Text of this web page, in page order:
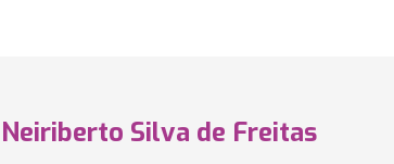
Neiriberto Silva de Freitas